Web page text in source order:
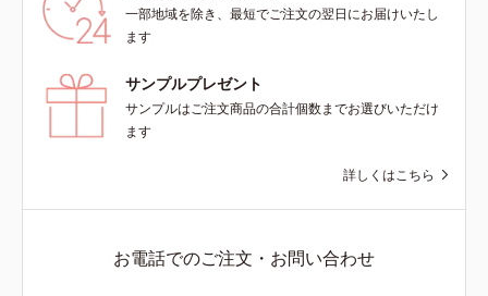
一部地域を除き、最短でご注文の翌日にお届けいたし
ます
サンプルプレゼント
サンプルはご注文商品の合計個数までお選びいただけ
ます
詳しくはこちら
お電話でのご注文・お問い合わせ